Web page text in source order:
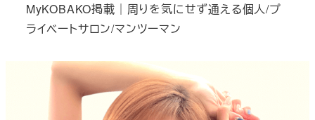
MyKOBAKO掲載｜周りを気にせず通える個人/プ
ライベートサロン/マンツーマン